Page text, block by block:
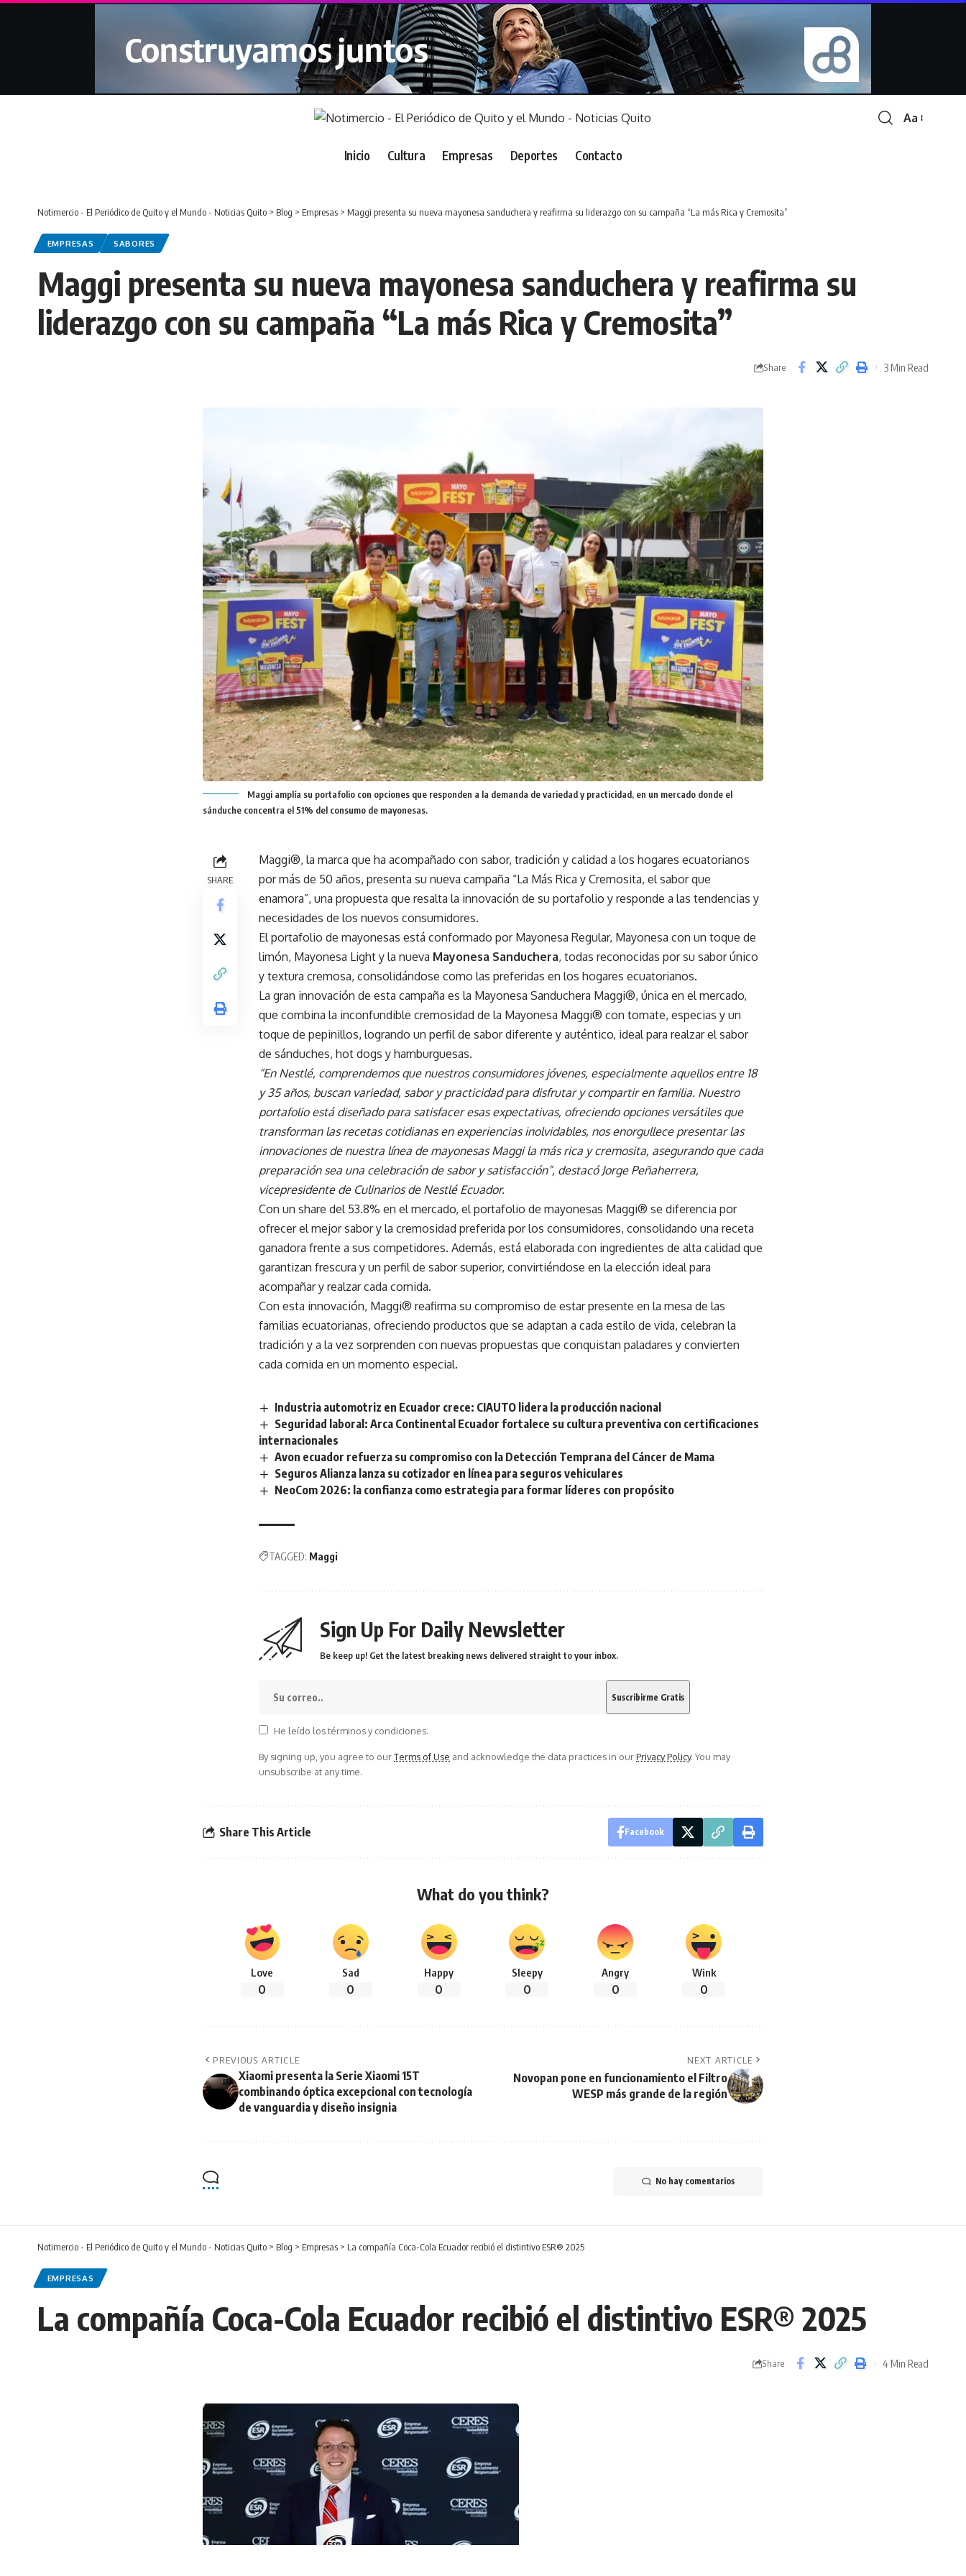
Font
Aa
Inicio Cultura Empresas Deportes Contacto
Notimercio - El Periódico de Quito y el Mundo - Noticias Quito > Blog > Empresas > Maggi presenta su nueva mayonesa sanduchera y reafirma su liderazgo con su campaña “La más Rica y Cremosita”
EMPRESAS SABORES
Maggi presenta su nueva mayonesa sanduchera y reafirma su
liderazgo con su campaña “La más Rica y Cremosita”
Share 3 Min Read
Maggi amplía su portafolio con opciones que responden a la demanda de variedad y practicidad, en un mercado donde el
sánduche concentra el 51% del consumo de mayonesas.
SHARE
Maggi®, la marca que ha acompañado con sabor, tradición y calidad a los hogares ecuatorianos
por más de 50 años, presenta su nueva campaña “La Más Rica y Cremosita, el sabor que
enamora”, una propuesta que resalta la innovación de su portafolio y responde a las tendencias y
necesidades de los nuevos consumidores.
El portafolio de mayonesas está conformado por Mayonesa Regular, Mayonesa con un toque de
limón, Mayonesa Light y la nueva Mayonesa Sanduchera, todas reconocidas por su sabor único
y textura cremosa, consolidándose como las preferidas en los hogares ecuatorianos.
La gran innovación de esta campaña es la Mayonesa Sanduchera Maggi®, única en el mercado,
que combina la inconfundible cremosidad de la Mayonesa Maggi® con tomate, especias y un
toque de pepinillos, logrando un perfil de sabor diferente y auténtico, ideal para realzar el sabor
de sánduches, hot dogs y hamburguesas.
“En Nestlé, comprendemos que nuestros consumidores jóvenes, especialmente aquellos entre 18
y 35 años, buscan variedad, sabor y practicidad para disfrutar y compartir en familia. Nuestro
portafolio está diseñado para satisfacer esas expectativas, ofreciendo opciones versátiles que
transforman las recetas cotidianas en experiencias inolvidables, nos enorgullece presentar las
innovaciones de nuestra línea de mayonesas Maggi la más rica y cremosita, asegurando que cada
preparación sea una celebración de sabor y satisfacción”, destacó Jorge Peñaherrera,
vicepresidente de Culinarios de Nestlé Ecuador.
Con un share del 53.8% en el mercado, el portafolio de mayonesas Maggi® se diferencia por
ofrecer el mejor sabor y la cremosidad preferida por los consumidores, consolidando una receta
ganadora frente a sus competidores. Además, está elaborada con ingredientes de alta calidad que
garantizan frescura y un perfil de sabor superior, convirtiéndose en la elección ideal para
acompañar y realzar cada comida.
Con esta innovación, Maggi® reafirma su compromiso de estar presente en la mesa de las
familias ecuatorianas, ofreciendo productos que se adaptan a cada estilo de vida, celebran la
tradición y a la vez sorprenden con nuevas propuestas que conquistan paladares y convierten
cada comida en un momento especial.
Industria automotriz en Ecuador crece: CIAUTO lidera la producción nacional
Seguridad laboral: Arca Continental Ecuador fortalece su cultura preventiva con certificaciones
internacionales
Avon ecuador refuerza su compromiso con la Detección Temprana del Cáncer de Mama
Seguros Alianza lanza su cotizador en línea para seguros vehiculares
NeoCom 2026: la confianza como estrategia para formar líderes con propósito
TAGGED: Maggi
Sign Up For Daily Newsletter
Be keep up! Get the latest breaking news delivered straight to your inbox.
He leído los términos y condiciones.
By signing up, you agree to ourTerms of Use and acknowledge the data practices in ourPrivacy Policy. You may
unsubscribe at any time.
Share This Article Facebook
What do you think?
Love
0
Sad
0
Happy
0
Sleepy
0
Angry
0
Wink
0
PREVIOUS ARTICLE
Xiaomi presenta la Serie Xiaomi 15T
combinando óptica excepcional con tecnología
de vanguardia y diseño insignia
NEXT ARTICLE
Novopan pone en funcionamiento el Filtro
WESP más grande de la región
No hay comentarios
Notimercio - El Periódico de Quito y el Mundo - Noticias Quito > Blog > Empresas > La compañía Coca-Cola Ecuador recibió el distintivo ESR® 2025
EMPRESAS
La compañía Coca-Cola Ecuador recibió el distintivo ESR® 2025
Share 4 Min Read